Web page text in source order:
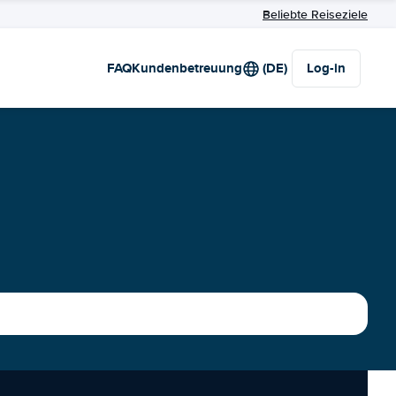
Beliebte Reiseziele
FAQKundenbetreuung (DE) Log-in